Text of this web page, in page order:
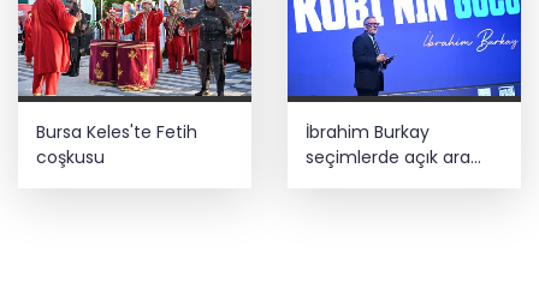
Bursa Keles'te Fetih
coşkusu
İbrahim Burkay
seçimlerde açık ara